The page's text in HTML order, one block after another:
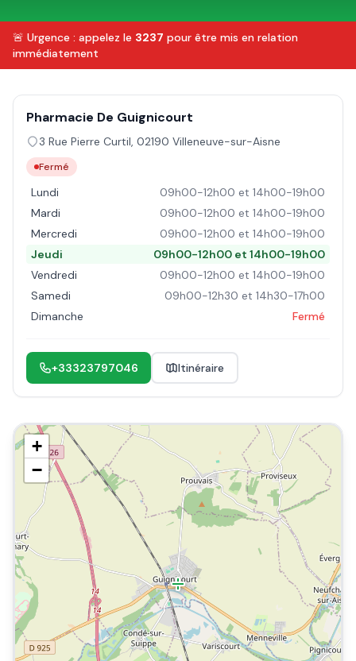
🚨 Urgence : appelez le 3237 pour être mis en relation
immédiatement
Pharmacie De Guignicourt
3 Rue Pierre Curtil, 02190 Villeneuve-sur-Aisne
Fermé
Lundi
09h00-12h00 et 14h00-19h00
Mardi
09h00-12h00 et 14h00-19h00
Mercredi
09h00-12h00 et 14h00-19h00
Jeudi
09h00-12h00 et 14h00-19h00
Vendredi
09h00-12h00 et 14h00-19h00
Samedi
09h00-12h30 et 14h30-17h00
Dimanche
Fermé
+33323797046 Itinéraire
+
−